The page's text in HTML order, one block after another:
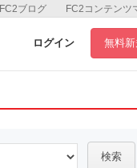
FC2コンテンツ
FC2ブログ
ログイン 無料
検索